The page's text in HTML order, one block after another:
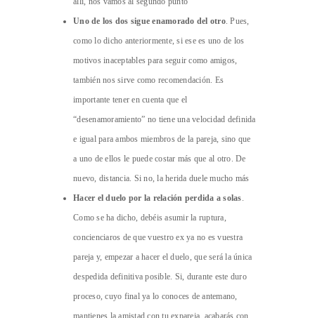
Uno de los dos sigue enamorado del otro. Pues,
como lo dicho anteriormente, si ese es uno de los
motivos inaceptables para seguir como amigos,
también nos sirve como recomendación. Es
importante tener en cuenta que el
“desenamoramiento” no tiene una velocidad definida
e igual para ambos miembros de la pareja, sino que
a uno de ellos le puede costar más que al otro. De
nuevo, distancia. Si no, la herida duele mucho más
Hacer el duelo por la relación perdida a solas.
Como se ha dicho, debéis asumir la ruptura,
concienciaros de que vuestro ex ya no es vuestra
pareja y, empezar a hacer el duelo, que será la única
despedida definitiva posible. Si, durante este duro
proceso, cuyo final ya lo conoces de antemano,